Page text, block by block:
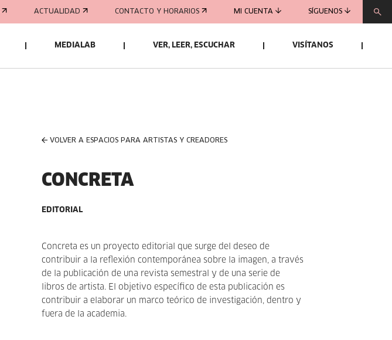
ACTUALIDAD CONTACTO Y HORARIOS MI CUENTA SÍGUENOS
MEDIALAB VER, LEER, ESCUCHAR VISÍTANOS
VOLVER A ESPACIOS PARA ARTISTAS Y CREADORES
CONCRETA
EDITORIAL
Concreta es un proyecto editorial que surge del deseo de
contribuir a la reflexión contemporánea sobre la imagen, a través
de la publicación de una revista semestral y de una serie de
libros de artista. El objetivo específico de esta publicación es
contribuir a elaborar un marco teórico de investigación, dentro y
fuera de la academia.